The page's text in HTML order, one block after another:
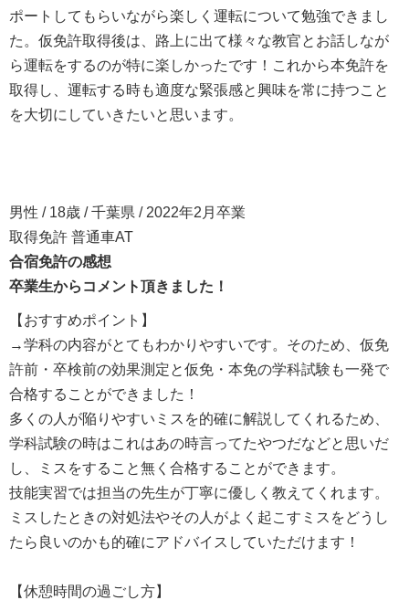
ポートしてもらいながら楽しく運転について勉強できまし
た。仮免許取得後は、路上に出て様々な教官とお話しなが
ら運転をするのが特に楽しかったです！これから本免許を
取得し、運転する時も適度な緊張感と興味を常に持つこと
を大切にしていきたいと思います。
男性 / 18歳 / 千葉県 / 2022年2月卒業
取得免許 普通車AT
合宿免許の感想
卒業生からコメント頂きました！
【おすすめポイント】
→学科の内容がとてもわかりやすいです。そのため、仮免
許前・卒検前の効果測定と仮免・本免の学科試験も一発で
合格することができました！
多くの人が陥りやすいミスを的確に解説してくれるため、
学科試験の時はこれはあの時言ってたやつだなどと思いだ
し、ミスをすること無く合格することができます。
技能実習では担当の先生が丁寧に優しく教えてくれます。
ミスしたときの対処法やその人がよく起こすミスをどうし
たら良いのかも的確にアドバイスしていただけます！
【休憩時間の過ごし方】